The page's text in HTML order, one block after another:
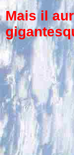
Mais il